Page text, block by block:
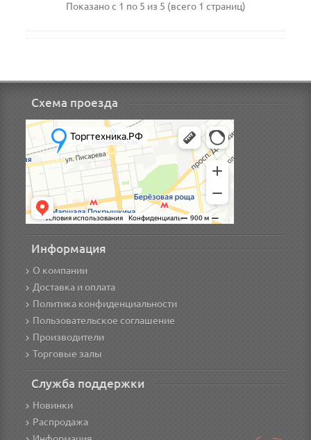
Показано с 1 по 5 из 5 (всего 1 страниц)
Схема проезда
Информация
О компании
Доставка и оплата
Политика конфиденциальности
Пользовательское соглашение
Производители
Торговые залы
Служба поддержки
Новинки
Распродажа